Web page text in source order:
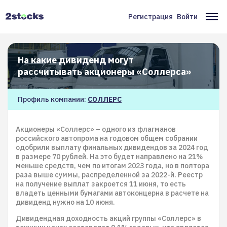
Меню
учётной
записи
пользователя
Регистрация Войти
На какие дивиденд могут
рассчитывать акционеры «Соллерса»
Профиль компании: СОЛЛЕРС
Акционеры «Соллерс» – одного из флагманов
российского автопрома на годовом общем собрании
одобрили выплату финальных дивидендов за 2024 год
в размере 70 рублей. На это будет направлено на 21%
меньше средств, чем по итогам 2023 года, но в полтора
раза выше суммы, распределенной за 2022-й. Реестр
на получение выплат закроется 11 июня, то есть
владеть ценными бумагами автоконцерна в расчете на
дивиденд нужно на 10 июня.
Дивидендная доходность акций группы «Соллерс» в